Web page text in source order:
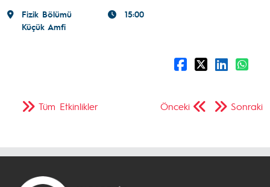
Fizik Bölümü
Küçük Amfi
15:00
Önceki Sonraki
Tüm Etkinlikler